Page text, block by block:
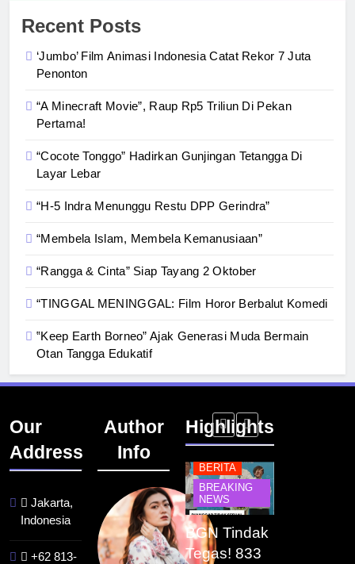
Recent Posts
‘Jumbo’ Film Animasi Indonesia Catat Rekor 7 Juta
Penonton
“A Minecraft Movie”, Raup Rp5 Triliun Di Pekan
Pertama!
“Cocote Tonggo” Hadirkan Gunjingan Tetangga Di
Layar Lebar
“H-5 Indra Menunggu Restu DPP Gerindra”
“Membela Islam, Membela Kemanusiaan”
“Rangga & Cinta” Siap Tayang 2 Oktober
“TINGGAL MENINGGAL: Film Horor Berbalut Komedi
‟Keep Earth Borneo” Ajak Generasi Muda Bermain
Otan Tangga Edukatif
Our
Address
Jakarta,
Indonesia
+62 813-
Author
Info
Highlights
BERITA
NEWS
Budaya
BERITA
BREAKING
NEWS
BGN Tindak
Tegas! 833
BERITA
BREAKING
NEWS
Kualitas
Pramuwisata